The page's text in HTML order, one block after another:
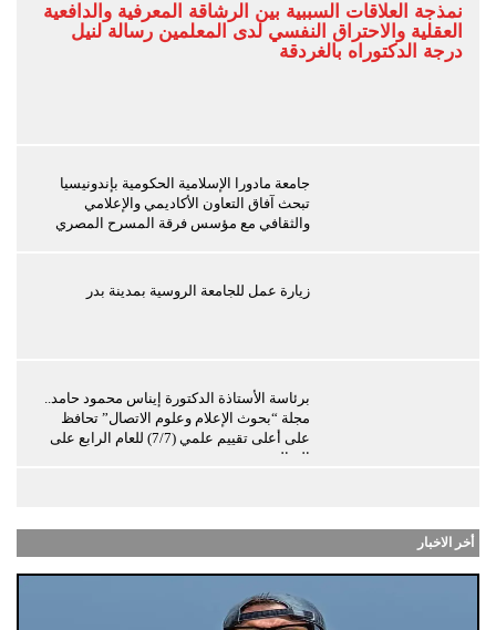
نمذجة العلاقات السببية بين الرشاقة المعرفية والدافعية
العقلية والاحتراق النفسي لدى المعلمين رسالة لنيل
درجة الدكتوراه بالغردقة
جامعة مادورا الإسلامية الحكومية بإندونيسيا
تبحث آفاق التعاون الأكاديمي والإعلامي
والثقافي مع مؤسس فرقة المسرح المصري
زيارة عمل للجامعة الروسية بمدينة بدر
برئاسة الأستاذة الدكتورة إيناس محمود حامد..
مجلة “بحوث الإعلام وعلوم الاتصال” تحافظ
على أعلى تقييم علمي (7/7) للعام الرابع على
التوالي
أخر الاخبار